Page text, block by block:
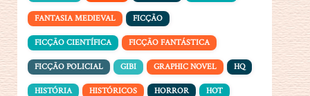
FANTASIA MEDIEVAL FICÇÃO
FICÇÃO CIENTÍFICA FICÇÃO FANTÁSTICA
FICÇÃO POLICIAL GIBI GRAPHIC NOVEL HQ
HISTÓRIA HISTÓRICOS HORROR HOT